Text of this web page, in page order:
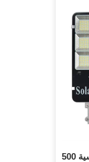
500 واط حديقة تعمل بالطاقة الشمسية